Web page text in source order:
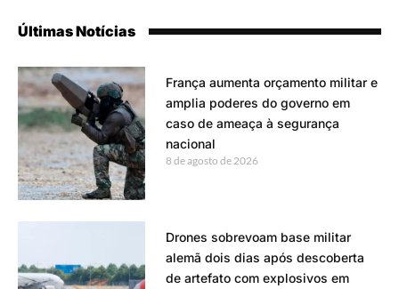
Últimas Notícias
França aumenta orçamento militar e
amplia poderes do governo em
caso de ameaça à segurança
nacional
8 de agosto de 2026
Drones sobrevoam base militar
alemã dois dias após descoberta
de artefato com explosivos em